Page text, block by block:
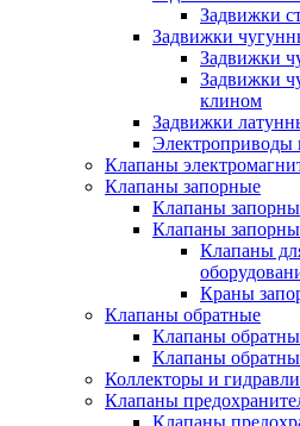
Задвижки
Задвижки
Задвижки
Задвижки
клином
Задвижки
Электроприводы
Клапаны
Клапаны запорные
Клапаны
Клапаны
Клапаны
Краны
Клапаны обратные
Клапаны
Клапаны
Коллекторы и
Клапаны
Клапаны